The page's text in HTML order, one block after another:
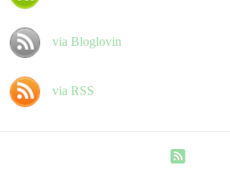
via Bloglovin
via RSS